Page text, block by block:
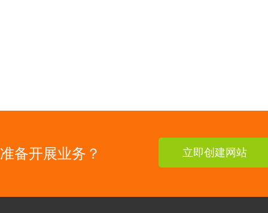
准备开展业务？ 立即创建网站